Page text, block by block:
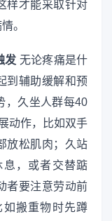
样才能采取针对
。
发 无论疼痛是什
到辅助缓解和预
，久坐人群每40
动作，比如双手
放松肌肉；久站
，或者交替踮
者要注意劳动前
搬重物时先蹲